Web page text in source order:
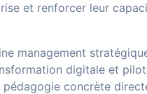
et renforcer leur
management
digitale et
concrète